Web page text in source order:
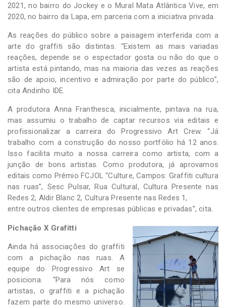
2021, no bairro do Jockey e o Mural Mata Atlântica Vive, em
2020, no bairro da Lapa, em parceria com a iniciativa privada.
As reações do público sobre a paisagem interferida com a
arte do graffiti são distintas. “Existem as mais variadas
reações, depende se o espectador gosta ou não do que o
artista está pintando, mas na maioria das vezes as reações
são de apoio, incentivo e admiração por parte do público”,
cita Andinho IDE.
A produtora Anna Franthesca, inicialmente, pintava na rua,
mas assumiu o trabalho de captar recursos via editais e
profissionalizar a carreira do Progressivo Art Crew. “Já
trabalho com a construção do nosso portfólio há 12 anos.
Isso facilita muito a nossa carreira como artista, com a
junção de bons artistas. Como produtora, já aprovamos
editais como Prêmio FCJOL “Culture, Campos: Graffiti cultura
nas ruas”, Sesc Pulsar, Rua Cultural, Cultura Presente nas
Redes 2, Aldir Blanc 2, Cultura Presente nas Redes 1,
entre outros clientes de empresas públicas e privadas”, cita.
Pichação X Grafitti
Ainda há associações do graffiti
com a pichação nas ruas. A
equipe do Progressivo Art se
posiciona. “Para nós como
artistas, o graffiti e a pichação
fazem parte do mesmo universo.